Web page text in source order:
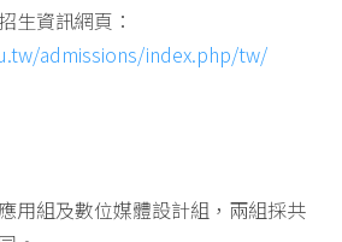
生資訊網頁：
admissions/index.php/tw/
用組及數位媒體設計組，兩組採共